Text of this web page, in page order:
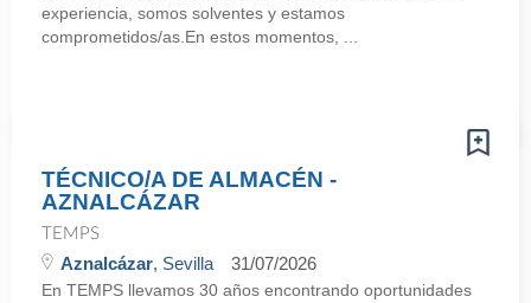
experiencia, somos solventes y estamos
comprometidos/as.En estos momentos, ...
TÉCNICO/A DE ALMACÉN -
AZNALCÁZAR
TEMPS
Aznalcázar, Sevilla 31/07/2026
En TEMPS llevamos 30 años encontrando oportunidades